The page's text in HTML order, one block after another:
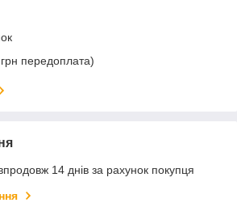
передоплата)
14 днів за рахунок покупця